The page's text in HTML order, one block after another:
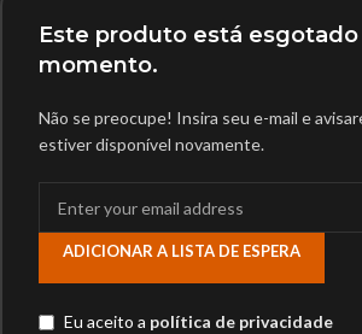
Este produto está
momento.
Não se preocupe! Insira seu e-mail e
estiver disponível novamente.
ADICIONAR A LISTA DE ESPERA
Eu aceito a política de privacidade